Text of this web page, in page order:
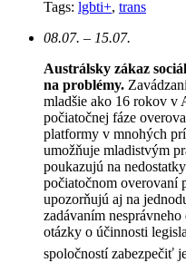
Tags: lgbti+, trans
08.07. – 15.07.
Austrálsky zákaz
na problémy.
mladšie ako 16 rokov v
počiatočnej fáze
platformy v mnohých
umožňuje mladistvým
poukazujú na
počiatočnom overovaní
upozorňujú aj na
zadávaním
otázky o účinnosti
spoločností zabezpečiť